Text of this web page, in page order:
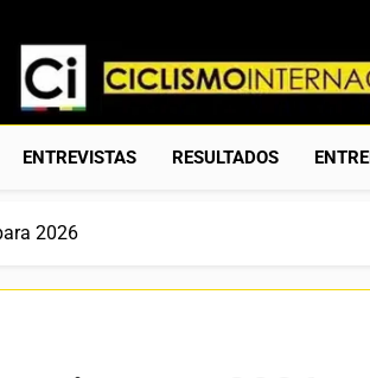
Ciclismo
Web Dedicada Al Ciclismo Mundial.
ENTREVISTAS RESULTADOS
2026